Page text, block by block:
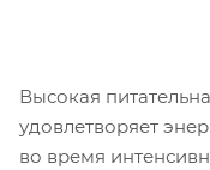
Высокая
удовлетворяет
во время